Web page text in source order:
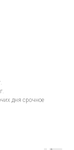
дня срочное